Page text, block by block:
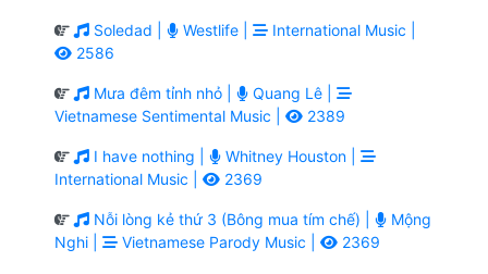
Soledad | Westlife |
International Music |
2586
Mưa đêm tỉnh nhỏ |
Quang Lê |
Vietnamese Sentimental Music |
2389
I have nothing |
Whitney Houston |
International Music |
2369
Nỗi lòng kẻ thứ 3 (Bông mua tím chế) |
Mộng
Nghi |
Vietnamese Parody Music | 2369